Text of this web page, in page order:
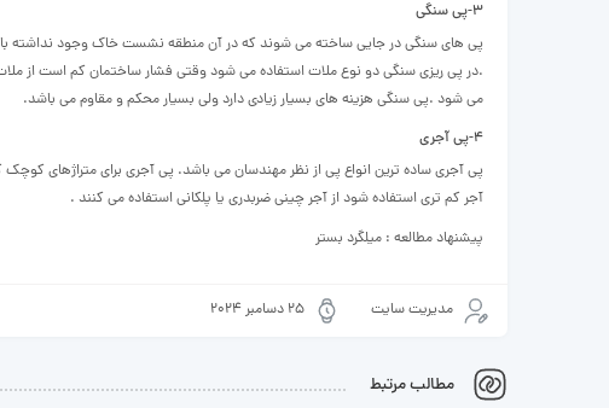
۳-پی سنگی
پی های سنگی در جایی ساخته می شوند که در آن منطقه نشست خاک وجود نداشته
.در پی ریزی سنگی دو نوع ملات استفاده می شود وقتی فشار ساختمان کم است از
می شود .پی سنگی هزینه های بسیار زیادی دارد ولی بسیار محکم و مقاوم می باشد.
۴-پی آجری
آجر کم تری استفاده شود از آجر چینی ضربدری یا پلکانی استفاده می کنند .
پیشنهاد مطالعه : میلگرد بستر
مدیریت سایت 25 دسامبر 2024
مطالب مرتبط